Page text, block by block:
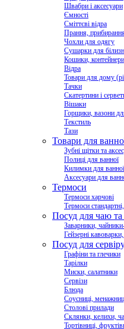
Швабри і аксесуари
Ємності
Сміттєві відра
Прання,
Чохли для одягу
Сушарки для
Кошики,
Відра
Товари для дому
Тачки
Скатертини і
Вішаки
Горщики, вазони
Текстиль
Тази
Товари для
Зубні щітки та
Полиці для ванної
Килимки для ванної
Аксесуари для
Термоси
Термоси харчові
Термоси
Посуд для чаю та
Заварники,
Гейзерні
Посуд для
Графіни та глечики
Тарілки
Миски, салатники
Сервізи
Блюда
Соусниці,
Столові прилади
Склянки, келихи,
Тортівниці,